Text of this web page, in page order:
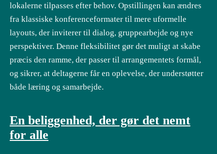
lokalerne tilpasses efter behov. Opstillingen kan ændres
fra klassiske konferenceformater til mere uformelle
layouts, der inviterer til dialog, gruppearbejde og nye
perspektiver. Denne fleksibilitet gør det muligt at skabe
præcis den ramme, der passer til arrangementets formål,
og sikrer, at deltagerne får en oplevelse, der understøtter
både læring og samarbejde.
En beliggenhed, der gør det nemt
for alle